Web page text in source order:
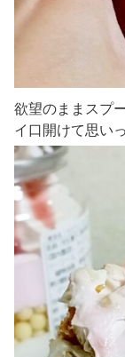
欲望のままスプ
イ口開けて思い